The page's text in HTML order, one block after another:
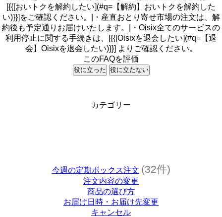
[{{[おいトクを解約したい](#q=【解約】おいトクを解約した
い)}}]をご確認ください。|・産直おとり寄せ市場の注文は、解
約後も予定通りお届けいたします。|・Oisix全てのサービスの
利用停止に関する手続きは、[{{[Oisixを退会したい](#q=【退
会】Oisixを退会したい)}}] よりご確認ください。
このFAQを評価
役に立った 役に立たない
カテゴリー
今週の定期ボックス注文 (32件)
注文内容の変更
商品の選び方
お届け日時・お届け先変更
キャンセル